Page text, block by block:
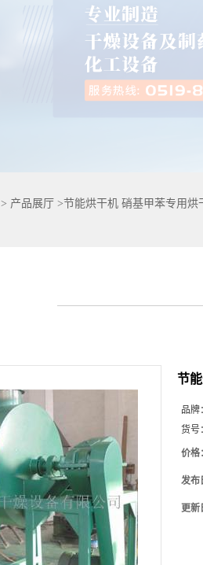
> 产品展厅 >节能烘干机 硝基甲苯专用
节
品牌
货号
价格
发布
更新